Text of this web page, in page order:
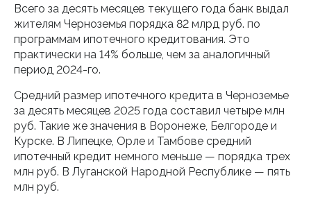
Всего за десять месяцев текущего года банк выдал
жителям Черноземья порядка 82 млрд руб. по
программам ипотечного кредитования. Это
практически на 14% больше, чем за аналогичный
период 2024-го.
Средний размер ипотечного кредита в Черноземье
за десять месяцев 2025 года составил четыре млн
руб. Такие же значения в Воронеже, Белгороде и
Курске. В Липецке, Орле и Тамбове средний
ипотечный кредит немного меньше — порядка трех
млн руб. В Луганской Народной Республике — пять
млн руб.